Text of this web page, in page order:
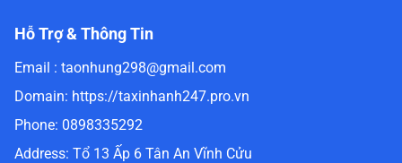
Hỗ Trợ & Thông Tin
Email : taonhung298@gmail.com
Domain: https://taxinhanh247.pro.vn
Phone: 0898335292
Address: Tổ 13 Ấp 6 Tân An Vĩnh Cửu